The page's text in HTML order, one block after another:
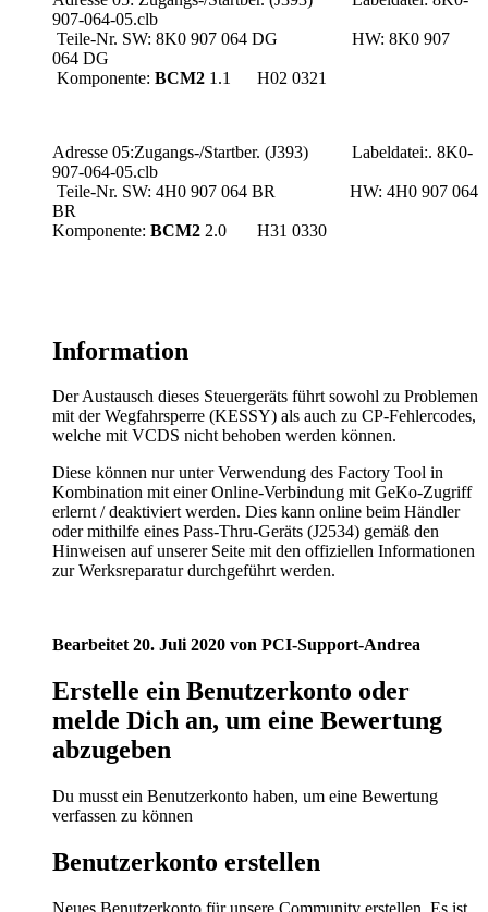
907-064-05.clb
Teile-Nr. SW: 8K0 907 064 DG HW: 8K0 907
064 DG
Komponente: BCM2 1.1 H02 0321
Adresse 05:Zugangs-/Startber. (J393) Labeldatei:. 8K0-
907-064-05.clb
Teile-Nr. SW: 4H0 907 064 BR HW: 4H0 907 064
BR
Komponente: BCM2 2.0 H31 0330
Information
Der Austausch dieses Steuergeräts führt sowohl zu Problemen
mit der Wegfahrsperre (KESSY) als auch zu CP-Fehlercodes,
welche mit VCDS nicht behoben werden können.
Diese können nur unter Verwendung des Factory Tool in
Kombination mit einer Online-Verbindung mit GeKo-Zugriff
erlernt / deaktiviert werden. Dies kann online beim Händler
oder mithilfe eines Pass-Thru-Geräts (J2534) gemäß den
Hinweisen auf unserer Seite mit den offiziellen Informationen
zur Werksreparatur durchgeführt werden.
Bearbeitet20. Juli 2020 von PCI-Support-Andrea
Erstelle ein Benutzerkonto oder
melde Dich an, um eine Bewertung
abzugeben
Du musst ein Benutzerkonto haben, um eine Bewertung
verfassen zu können
Benutzerkonto erstellen
Neues Benutzerkonto für unsere Community erstellen. Es ist